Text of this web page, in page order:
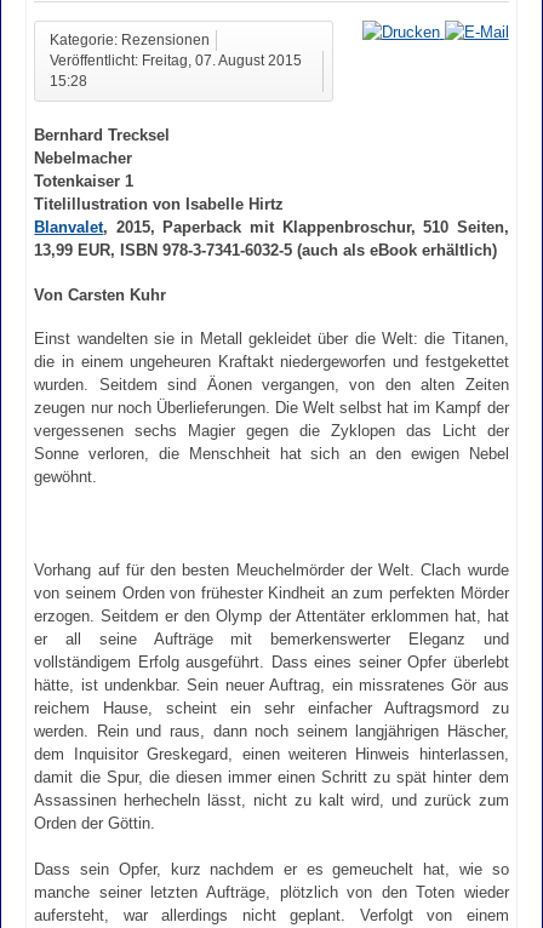
Kategorie: Rezensionen
Veröffentlicht: Freitag, 07. August 2015
15:28
Bernhard Trecksel
Nebelmacher
Totenkaiser 1
Titelillustration von Isabelle Hirtz
Blanvalet, 2015, Paperback mit Klappenbroschur, 510 Seiten,
13,99 EUR, ISBN 978-3-7341-6032-5 (auch als eBook erhältlich)
Von Carsten Kuhr
Einst wandelten sie in Metall gekleidet über die Welt: die Titanen,
die in einem ungeheuren Kraftakt niedergeworfen und festgekettet
wurden. Seitdem sind Äonen vergangen, von den alten Zeiten
zeugen nur noch Überlieferungen. Die Welt selbst hat im Kampf der
vergessenen sechs Magier gegen die Zyklopen das Licht der
Sonne verloren, die Menschheit hat sich an den ewigen Nebel
gewöhnt.
Vorhang auf für den besten Meuchelmörder der Welt. Clach wurde
von seinem Orden von frühester Kindheit an zum perfekten Mörder
erzogen. Seitdem er den Olymp der Attentäter erklommen hat, hat
er all seine Aufträge mit bemerkenswerter Eleganz und
vollständigem Erfolg ausgeführt. Dass eines seiner Opfer überlebt
hätte, ist undenkbar. Sein neuer Auftrag, ein missratenes Gör aus
reichem Hause, scheint ein sehr einfacher Auftragsmord zu
werden. Rein und raus, dann noch seinem langjährigen Häscher,
dem Inquisitor Greskegard, einen weiteren Hinweis hinterlassen,
damit die Spur, die diesen immer einen Schritt zu spät hinter dem
Assassinen herhecheln lässt, nicht zu kalt wird, und zurück zum
Orden der Göttin.
Dass sein Opfer, kurz nachdem er es gemeuchelt hat, wie so
manche seiner letzten Aufträge, plötzlich von den Toten wieder
aufersteht, war allerdings nicht geplant. Verfolgt von einem